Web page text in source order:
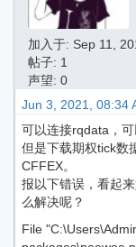
加入于: Sep 11,
帖子: 1
声望: 0
Jun 3, 2021, 08:34
可以连接rqdata，可
但是下载期权tick数
CFFEX。
报以下错误，看起
么解决呢？
File